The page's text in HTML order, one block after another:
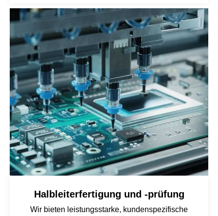
Halbleiterfertigung und -prüfung
Wir bieten leistungsstarke, kundenspezifische